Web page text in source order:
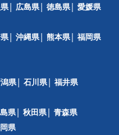
広島県 徳島県
愛媛県
沖縄県 熊本県
福岡県
県 石川県
福井県
県 秋田県
青森県
県